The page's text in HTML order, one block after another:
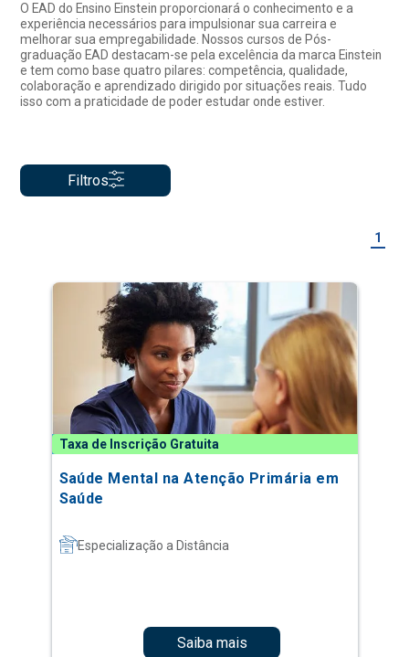
O EAD do Ensino Einstein proporcionará o conhecimento e a
experiência necessários para impulsionar sua carreira e
melhorar sua empregabilidade. Nossos cursos de Pós-
graduação EAD destacam-se pela excelência da marca Einstein
e tem como base quatro pilares: competência, qualidade,
colaboração e aprendizado dirigido por situações reais. Tudo
isso com a praticidade de poder estudar onde estiver.
Filtros
1
Taxa de Inscrição Gratuita
Saúde Mental na Atenção Primária em
Saúde
Especialização a Distância
Saiba mais